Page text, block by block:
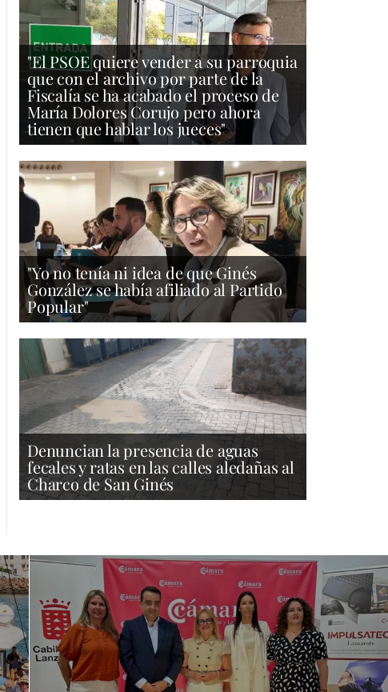
"El PSOE quiere vender a su parroquia
que con el archivo por parte de la
Fiscalía se ha acabado el proceso de
María Dolores Corujo pero ahora
tienen que hablar los jueces"
"Yo no tenía ni idea de que Ginés
González se había afiliado al Partido
Popular"
Denuncian la presencia de aguas
fecales y ratas en las calles aledañas al
Charco de San Ginés